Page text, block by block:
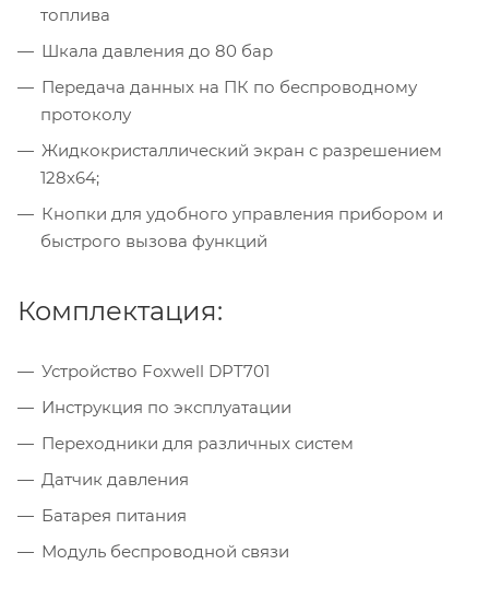
топлива
Шкала давления до 80 бар
Передача данных на ПК по беспроводному
протоколу
Жидкокристаллический экран с разрешением
128х64;
Кнопки для удобного управления прибором и
быстрого вызова функций
Комплектация:
Устройство Foxwell DPT701
Инструкция по эксплуатации
Переходники для различных систем
Датчик давления
Батарея питания
Модуль беспроводной связи